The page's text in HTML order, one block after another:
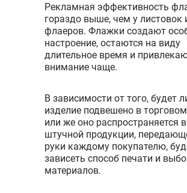
ламинация
1+1,
пластиковая
трубочка
(диаметр 5
мм, длина
Рекламная эффективность
гораздо выше, чем у листовок
флаеров. Флажки создают
настроение, остаются на виду
длительное время и
внимание чаще.
В зависимости от того, будет
изделие подвешено в
или же оно распространяется
штучной продукции,
руки каждому покупателю,
зависеть способ печати и
материалов.